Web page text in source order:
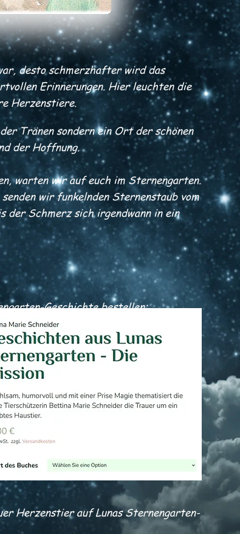
desto schmerzhafter wird das
Erinnerungen. Hier leuchten die
Herzenstiere.
Tränen sondern ein Ort der schönen
der Hoffnung.
warten wir auf euch im Sternengarten.
wir funkelnden Sternenstaub vom
der Schmerz sich irgendwann in ein
Geschichte bestellen:
Herzenstier auf Lunas Sternengarten-